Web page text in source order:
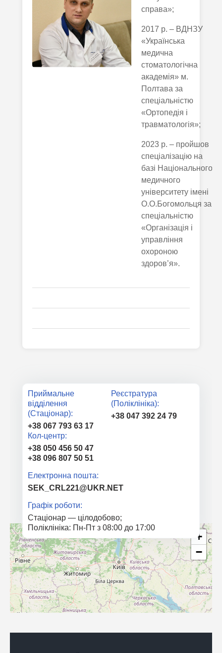
справа»;
2017 р. – ВДНЗУ
«Українська
медична
стоматологічна
академія» м.
Полтава за
спеціальністю
«Ортопедія і
травматологія»;
2023 р. – пройшов
спеціалізацію на
базі Національного
медичного
університету імені
О.О.Богомольця за
спеціальністю
«Організація і
управління
охороною
здоров’я».
Приймальне
відділення
(Стаціонар):
+38 067 793 63 17
Реєстратура
(Поліклініка):
+38 047 392 24 79
Кол-центр:
+38 050 456 50 47
+38 096 807 50 51
Електронна пошта:
SEK_CRL221@UKR.NET
Графік роботи:
Стаціонар — цілодобово;
Поліклініка: Пн-Пт з 08:00 до 17:00
+
−